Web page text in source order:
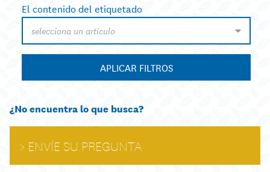
El contenido del etiquetado
selecciona un artículo
APLICAR FILTROS
¿No encuentra lo que busca?
ENVÍE SU PREGUNTA